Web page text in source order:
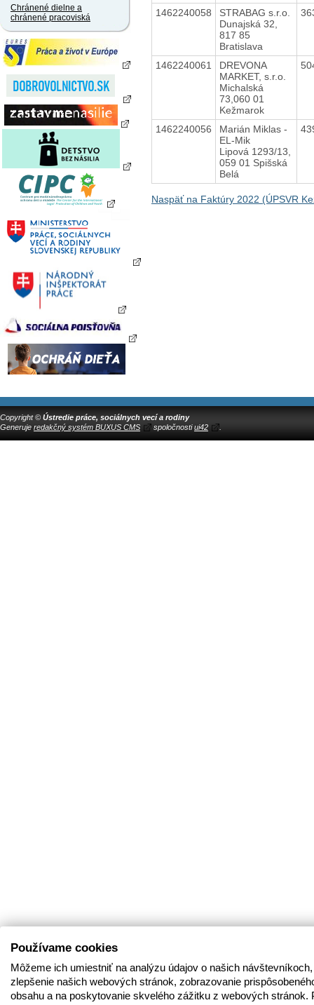
Chránené dielne a
chránené pracoviská
1462240058
STRABAG s.r.o.
Dunajská 32,
817 85
Bratislava
1462240061
DREVONA
MARKET, s.r.o.
Michalská
73,060 01
Kežmarok
1462240056
Marián Miklas -
EL-Mik
Lipová 1293/13,
059 01 Spišská
Belá
Naspäť na Faktúry 2022 (ÚPSVR
Copyright © Ústredie práce, sociálnych vecí a rodiny
Generuje redakčný systém BUXUS CMS spoločnostiui42
Používame cookies
Môžeme ich umiestniť na analýzu údajov o našich
zlepšenie našich webových stránok, zobrazovanie
obsahu a na poskytovanie skvelého zážitku z webových stránok.